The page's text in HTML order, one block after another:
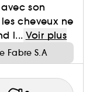
son
cheveux ne
l... Voir plus
Fabre S.A